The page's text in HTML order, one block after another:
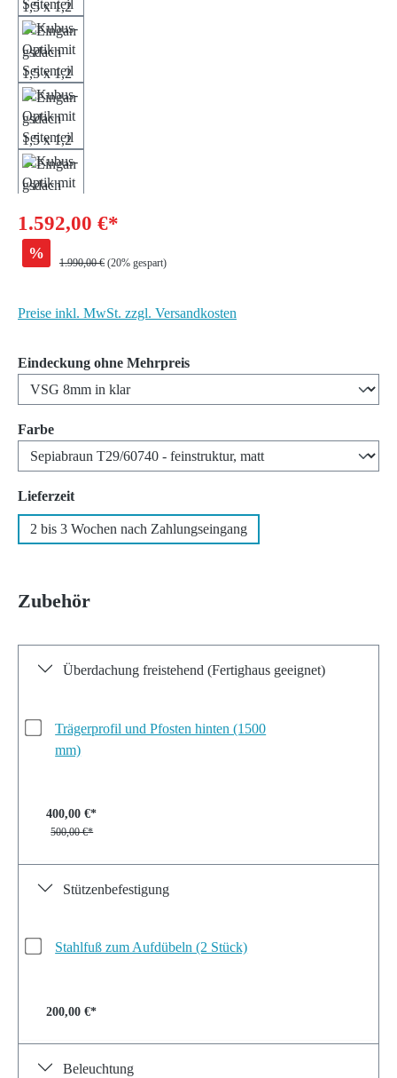
1.592,00 €*
% Regulärer Preis:
1.990,00 € (20% gespart)
Preise inkl. MwSt. zzgl. Versandkosten
Eindeckung ohne Mehrpreisauswählen
Farbeauswählen
Lieferzeitauswählen
2 bis 3 Wochen nach Zahlungseingang
Zubehör
Überdachung freistehend (Fertighaus geeignet)
Trägerprofil und Pfosten hinten (1500
mm)
400,00 €*
500,00 €*
Stützenbefestigung
Stahlfuß zum Aufdübeln (2 Stück)
200,00 €*
Beleuchtung